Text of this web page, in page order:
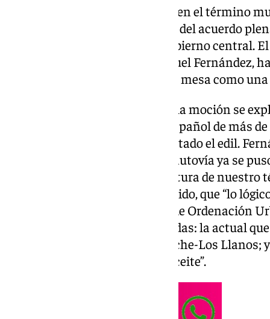
segunda salida de la autovía A7 en el término
Próximamente se dará traslado del acuerdo
Transportes y Movilidad del Gobierno central.
torroxeño, el popular José Manuel Fernández,
autovía ya se ha puesto sobre la mesa como
En la exposición de motivos de la moción se
municipios del Mediterráneo español de más
acceso a la autovía A7”, ha apuntado el edil.
carencia en la conexión con la autovía ya se
cuando se inauguró la A7 a la altura de
del PP ha afirmado, en este sentido, que “lo
planificación del Plan General de Ordenación
hubiera sido proyectar tres salidas: la actual
Bajo Conejito; otra para El Morche-Los Llanos;
futuro, para El Peñoncillo-Calaceite”.